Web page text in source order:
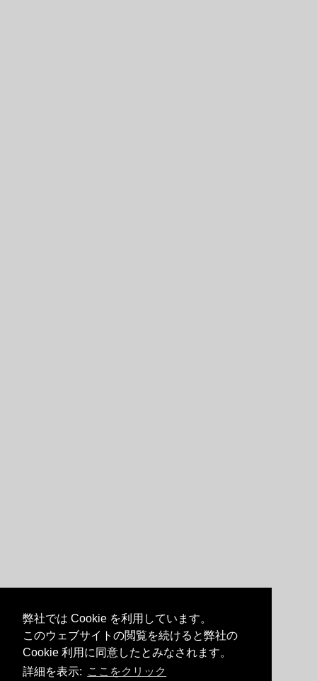
弊社では Cookie を利用しています。
このウェブサイトの閲覧を続けると弊社の
Cookie 利用に同意したとみなされます。
詳細を表示: ここをクリック